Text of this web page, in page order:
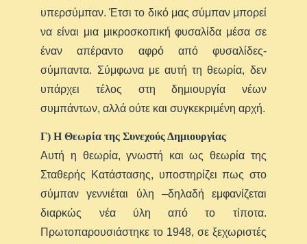
υπερσύμπαν. Έτσι το δικό μας σύμπαν μπορεί
να είναι μια μικροσκοπική φυσαλίδα μέσα σε
έναν απέραντο αφρό από φυσαλίδες-
σύμπαντα. Σύμφωνα με αυτή τη θεωρία, δεν
υπάρχει τέλος στη δημιουργία νέων
συμπάντων, αλλά ούτε και συγκεκριμένη αρχή.
Γ) Η Θεωρία της Συνεχούς Δημιουργίας
Αυτή η θεωρία, γνωστή και ως θεωρία της
Σταθερής Κατάστασης, υποστηρίζει πως στο
σύμπαν γεννιέται ύλη –δηλαδή εμφανίζεται
διαρκώς νέα ύλη από το τίποτα.
Πρωτοπαρουσιάστηκε το 1948, σε ξεχωριστές